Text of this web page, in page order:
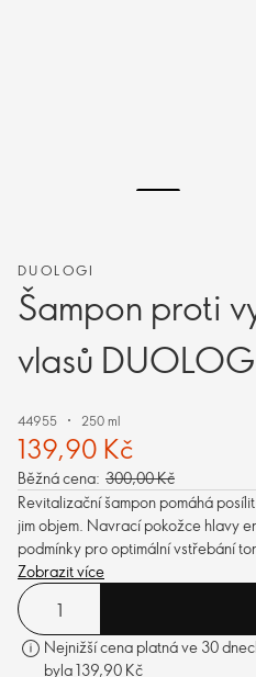
DUOLOGI
Šampon proti
vlasů
44955 250 ml
139,90 Kč
Běžná cena: 300,00 Kč
Revitalizační šampon pomáhá
jim objem. Navrací pokožce hlavy
podmínky pro optimální vstřebání
Zobrazit více
Nejnižší cena platná ve 30
byla 139,90 Kč